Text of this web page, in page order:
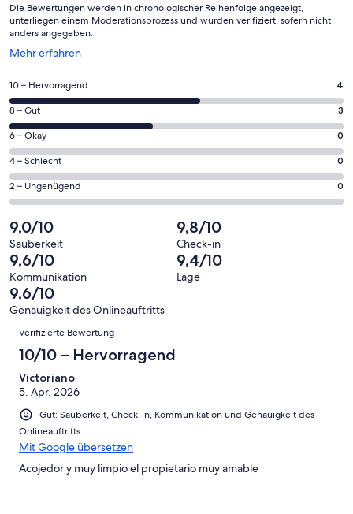
Die Bewertungen werden in chronologischer Reihenfolge angezeigt,
unterliegen einem Moderationsprozess und wurden verifiziert, sofern nicht
anders angegeben.
Mehr erfahren
Wird
einem
neuen
Fenster
geöffnet
4
von
insgesamt
7
Gästebewertungen
haben
eine
Bewertung
von
10
-
Hervorragend
10 – Hervorragend 4
3
von
insgesamt
7
Gästebewertungen
haben
Bewertung
von
8
-
Gut
8 – Gut 3
0
von
insgesamt
7
Gästebewertungen
haben
eine
Bewertung
von
6
-
Okay
6 – Okay 0
0
von
insgesamt
Gästebewertungen
haben
eine
Bewertung
von
4
4 – Schlecht 0
0
von
insgesamt
7
Gästebewertungen
haben
eine
Bewertung
2 – Ungenügend 0
9,0/10
Sauberkeit
9,8/10
Check-in
9,6/10
Kommunikation
9,4/10
Lage
9,6/10
Genauigkeit des Onlineauftritts
Bewertungen
Verifizierte Bewertung
10/10 – Hervorragend
Victoriano
5. Apr. 2026
Gut: Sauberkeit, Check-in, Kommunikation und Genauigkeit des
Onlineauftritts
Mit Google übersetzen
Acojedor y muy limpio el propietario muy amable